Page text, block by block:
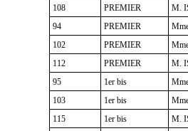
108
PREMIER
M.
94
PREMIER
102
PREMIER
112
PREMIER
M.
95
1er bis
103
1er bis
115
1er bis
M.